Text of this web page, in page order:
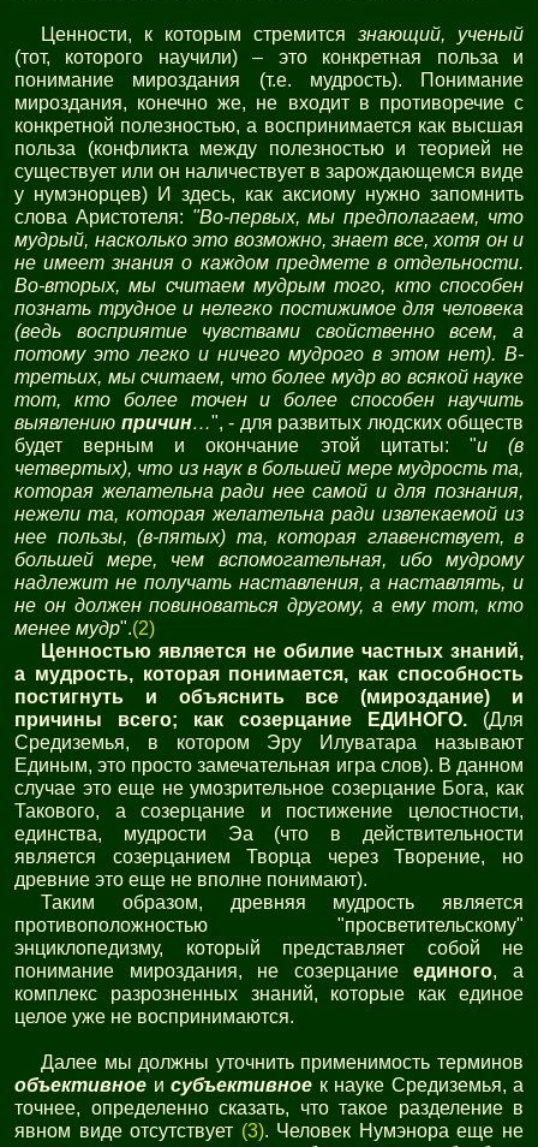
Ценности, к которым стремитсязнающий, ученый
(тот, которого научили) – это конкретная польза и
понимание мироздания (т.е. мудрость). Понимание
мироздания, конечно же, не входит в противоречие с
конкретной полезностью, а воспринимается как высшая
польза (конфликта между полезностью и теорией не
существует или он наличествует в зарождающемся виде
у нумэнорцев) И здесь, как аксиому нужно запомнить
слова Аристотеля: "Во-первых, мы предполагаем, что
мудрый, насколько это возможно, знает все, хотя он и
не имеет знания о каждом предмете в отдельности.
Во-вторых, мы считаем мудрым того, кто способен
познать трудное и нелегко постижимое для человека
(ведь восприятие чувствами свойственно всем, а
потому это легко и ничего мудрого в этом нет). В-
третьих, мы считаем, что более мудр во всякой науке
тот, кто более точен и более способен научить
выявлению причин…", - для развитых людских обществ
будет верным и окончание этой цитаты: "и (в
четвертых), что из наук в большей мере мудрость та,
которая желательна ради нее самой и для познания,
нежели та, которая желательна ради извлекаемой из
нее пользы, (в-пятых) та, которая главенствует, в
большей мере, чем вспомогательная, ибо мудрому
надлежит не получать наставления, а наставлять, и
не он должен повиноваться другому, а ему тот, кто
менее мудр".(2)
Ценностью является не обилие частных знаний,
а мудрость, которая понимается, как способность
постигнуть и объяснить все (мироздание) и
причины всего; как созерцание ЕДИНОГО. (Для
Средиземья, в котором Эру Илуватара называют
Единым, это просто замечательная игра слов). В данном
случае это еще не умозрительное созерцание Бога, как
Такового, а созерцание и постижение целостности,
единства, мудрости Эа (что в действительности
является созерцанием Творца через Творение, но
древние это еще не вполне понимают).
Таким образом, древняя мудрость является
противоположностью "просветительскому"
энциклопедизму, который представляет собой не
понимание мироздания, не созерцаниеединого, а
комплекс разрозненных знаний, которые как единое
целое уже не воспринимаются.
Далее мы должны уточнить применимость терминов
объективное и субъективное к науке Средиземья, а
точнее, определенно сказать, что такое разделение в
явном виде отсутствует (3). Человек Нумэнора еще не